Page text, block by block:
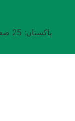
پاکستان: 25 صفر 1448